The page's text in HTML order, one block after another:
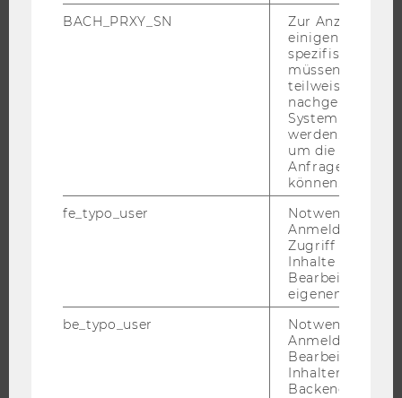
ORGANISATION
BACH_PRXY_SN
Zur Anzeige von
einigen WU-
spezifischen
müssen
teilweise von
nachgelagerten
System
werden.
um die Antwort
Anfrage
können.
fe_typo_user
Notwendig für
Anmeldung und
Zugriff auf
Inhalte oder zur
Bearbeitung des
eigenen Profils.
be_typo_user
Notwendig für
Anmeldung und
Bearbeitung von
Inhalten im
Backend.